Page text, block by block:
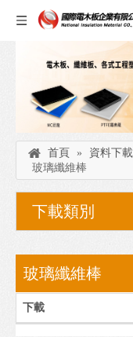
首頁 » 資料下載
玻璃纖維棒
下載類別
玻璃纖維棒
下載